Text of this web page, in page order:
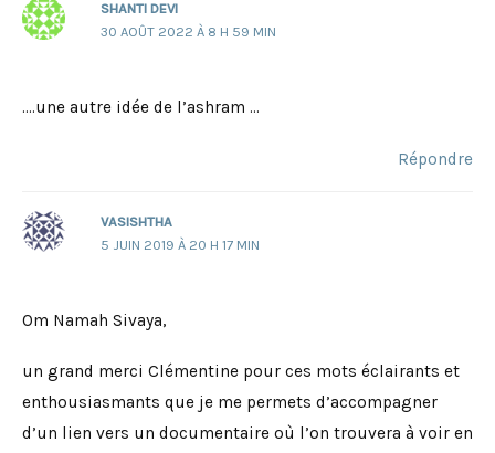
SHANTI DEVI
30 AOÛT 2022 À 8 H 59 MIN
….une autre idée de l’ashram …
Répondre
VASISHTHA
5 JUIN 2019 À 20 H 17 MIN
Om Namah Sivaya,
un grand merci Clémentine pour ces mots éclairants et
enthousiasmants que je me permets d’accompagner
d’un lien vers un documentaire où l’on trouvera à voir en